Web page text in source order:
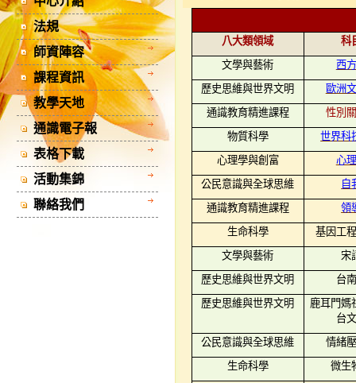
法規
師資陣容
課程資訊
教學天地
通識電子報
表格下載
活動集錦
聯絡我們
八大類領域
科
文學與藝術
西
歷史思維與世界文明
歐洲
通識教育精進課程
性別
物質科學
世界科
心理學與創富
心
公民意識與全球思維
自
通識教育精進課程
領
生命科學
基因工
文學與藝術
宋
歷史思維與世界文明
台
歷史思維與世界文明
鹿耳門媽
台
公民意識與全球思維
情緒
生命科學
微生